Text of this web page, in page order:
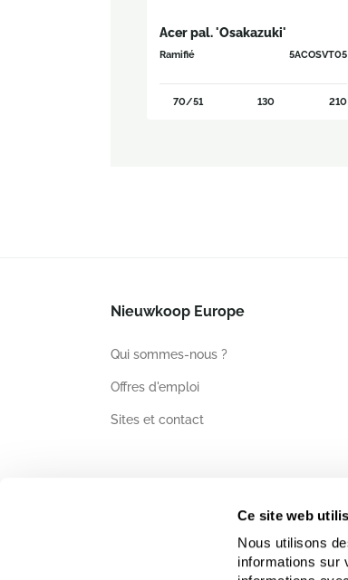
Ce site web
Nous utilisons
informations sur
Acer pal. 'Osakazuki'
Ramifié 5ACOSVT05
70/51 130 210
Nieuwkoop Europe
Qui sommes-nous ?
Offres d'emploi
Sites et contact